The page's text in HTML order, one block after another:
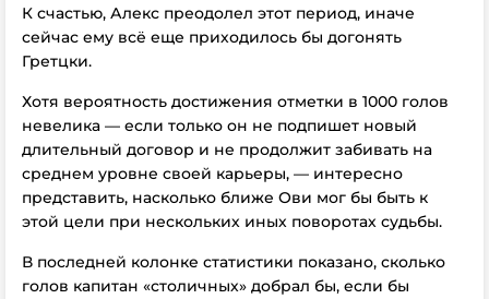
К счастью, Алекс преодолел этот период, иначе
сейчас ему всё еще приходилось бы догонять
Гретцки.
Хотя вероятность достижения отметки в 1000 голов
невелика — если только он не подпишет новый
длительный договор и не продолжит забивать на
среднем уровне своей карьеры, — интересно
представить, насколько ближе Ови мог бы быть к
этой цели при нескольких иных поворотах судьбы.
В последней колонке статистики показано, сколько
голов капитан «столичных» добрал бы, если бы